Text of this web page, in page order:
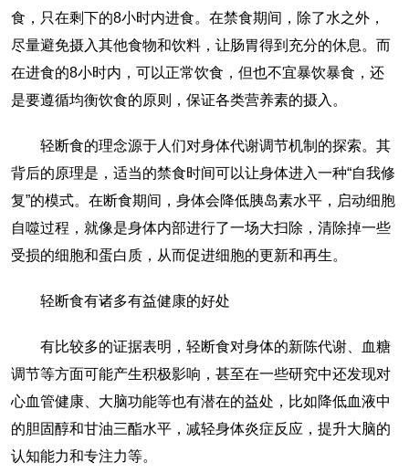
食，只在剩下的8小时内进食。在禁食期间，除了水之外，
尽量避免摄入其他食物和饮料，让肠胃得到充分的休息。而
在进食的8小时内，可以正常饮食，但也不宜暴饮暴食，还
是要遵循均衡饮食的原则，保证各类营养素的摄入。
轻断食的理念源于人们对身体代谢调节机制的探索。其
背后的原理是，适当的禁食时间可以让身体进入一种“自我修
复”的模式。在断食期间，身体会降低胰岛素水平，启动细胞
自噬过程，就像是身体内部进行了一场大扫除，清除掉一些
受损的细胞和蛋白质，从而促进细胞的更新和再生。
轻断食有诸多有益健康的好处
有比较多的证据表明，轻断食对身体的新陈代谢、血糖
调节等方面可能产生积极影响，甚至在一些研究中还发现对
心血管健康、大脑功能等也有潜在的益处，比如降低血液中
的胆固醇和甘油三酯水平，减轻身体炎症反应，提升大脑的
认知能力和专注力等。